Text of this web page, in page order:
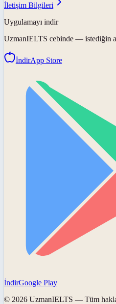
İletişim Bilgileri
Uygulamayı indir
UzmanIELTS cebinde — istediğin
İndirApp Store
İndirGoogle Play
© 2026 UzmanIELTS — Tüm